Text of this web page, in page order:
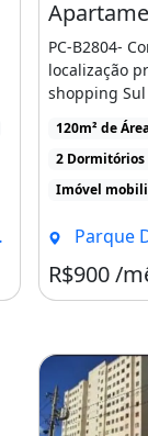
PC-B2804-
localização
shopping
amp apos s,
120m² de
2 Dormitórios
Imóvel
Parque Das
R$900 /